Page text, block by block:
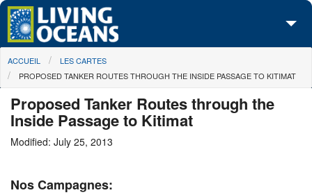
Skip to main content
À propos de nous
Centre des Médias
Passez à l'action
You are here
ACCUEIL
LES CARTES
PROPOSED TANKER ROUTES THROUGH THE INSIDE PASSAGE TO KITIMAT
Proposed Tanker Routes through the
Inside Passage to Kitimat
Modified: July 25, 2013
Nos Campagnes: